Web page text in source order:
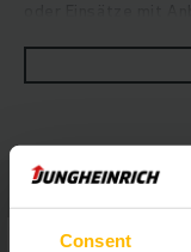
Consent
wodurch ein
wird, auch auf
Power Ihres
das
Sicht auf die Last,
Beinfreiheit